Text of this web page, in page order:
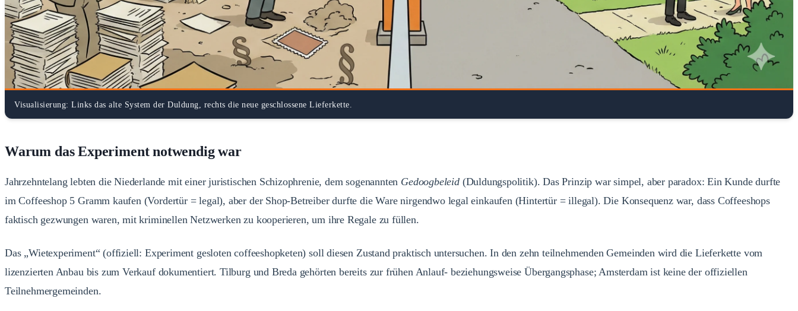
Visualisierung: Links das alte System der Duldung, rechts die neue geschlossene Lieferkette.
Warum das Experiment notwendig war
Jahrzehntelang lebten die Niederlande mit einer juristischen Schizophrenie, dem sogenannten Gedoogbeleid(Duldungspolitik). Das Prinzip war simpel, aber paradox: Ein Kunde durfte
im Coffeeshop 5 Gramm kaufen (Vordertür = legal), aber der Shop-Betreiber durfte die Ware nirgendwo legal einkaufen (Hintertür = illegal). Die Konsequenz war, dass Coffeeshops
faktisch gezwungen waren, mit kriminellen Netzwerken zu kooperieren, um ihre Regale zu füllen.
Das „Wietexperiment“ (offiziell: Experiment gesloten coffeeshopketen) soll diesen Zustand praktisch untersuchen. In den zehn teilnehmenden Gemeinden wird die Lieferkette vom
lizenzierten Anbau bis zum Verkauf dokumentiert. Tilburg und Breda gehörten bereits zur frühen Anlauf- beziehungsweise Übergangsphase; Amsterdam ist keine der offiziellen
Teilnehmergemeinden.